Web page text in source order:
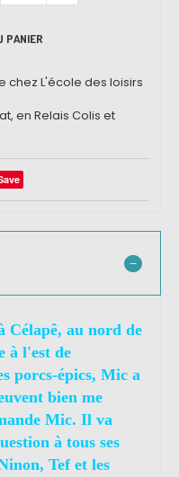
PANIER
chez L'école des loisirs
en Relais Colis et
Célapê, au nord de
à l'est de
porcs-épics, Mic a
bien me
Mic. Il va
à tous ses
Tef et les